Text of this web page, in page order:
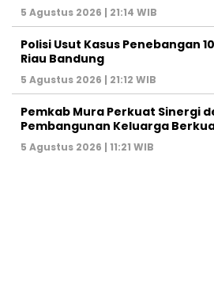
5 Agustus 2026 | 21:14 WIB
Polisi Usut Kasus Penebangan
Riau Bandung
5 Agustus 2026 | 21:12 WIB
Pemkab Mura Perkuat Sinergi
Pembangunan Keluarga
5 Agustus 2026 | 11:21 WIB